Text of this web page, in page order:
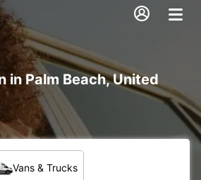
in Palm Beach, United
Vans & Trucks